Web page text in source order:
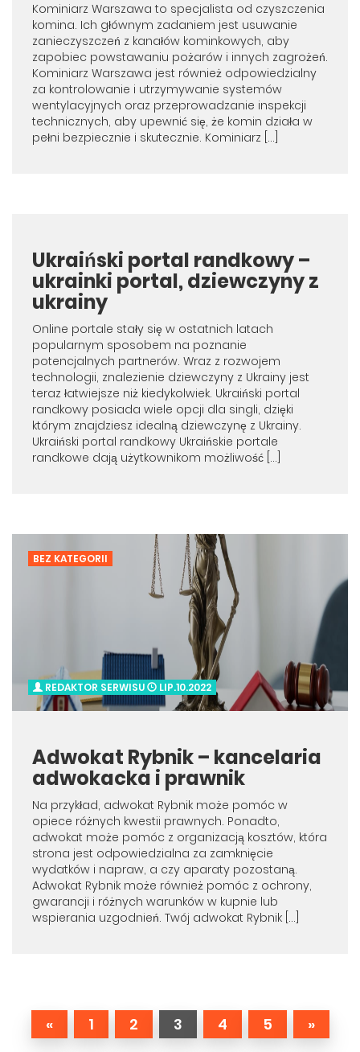
Kominiarz Warszawa to specjalista od czyszczenia
komina. Ich głównym zadaniem jest usuwanie
zanieczyszczeń z kanałów kominkowych, aby
zapobiec powstawaniu pożarów i innych zagrożeń.
Kominiarz Warszawa jest również odpowiedzialny
za kontrolowanie i utrzymywanie systemów
wentylacyjnych oraz przeprowadzanie inspekcji
technicznych, aby upewnić się, że komin działa w
pełni bezpiecznie i skutecznie. Kominiarz […]
Ukraiński portal randkowy –
ukrainki portal, dziewczyny z
ukrainy
Online portale stały się w ostatnich latach
popularnym sposobem na poznanie
potencjalnych partnerów. Wraz z rozwojem
technologii, znalezienie dziewczyny z Ukrainy jest
teraz łatwiejsze niż kiedykolwiek. Ukraiński portal
randkowy posiada wiele opcji dla singli, dzięki
którym znajdziesz idealną dziewczynę z Ukrainy.
Ukraiński portal randkowy Ukraińskie portale
randkowe dają użytkownikom możliwość […]
BEZ KATEGORII
REDAKTOR SERWISU LIP.10.2022
Adwokat Rybnik – kancelaria
adwokacka i prawnik
Na przykład, adwokat Rybnik może pomóc w
opiece różnych kwestii prawnych. Ponadto,
adwokat może pomóc z organizacją kosztów, która
strona jest odpowiedzialna za zamknięcie
wydatków i napraw, a czy aparaty pozostaną.
Adwokat Rybnik może również pomóc z ochrony,
gwarancji i różnych warunków w kupnie lub
wspierania uzgodnień. Twój adwokat Rybnik […]
« 1 2 3 4 5 »